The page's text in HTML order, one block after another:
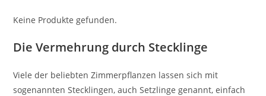
Keine Produkte gefunden.
Die Vermehrung durch Stecklinge
Viele der beliebten Zimmerpflanzen lassen sich mit
sogenannten Stecklingen, auch Setzlinge genannt, einfach